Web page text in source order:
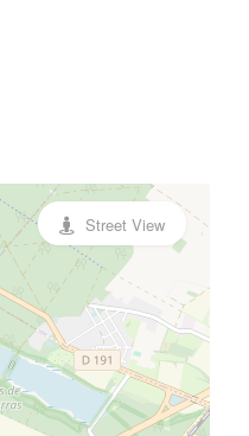
Street View